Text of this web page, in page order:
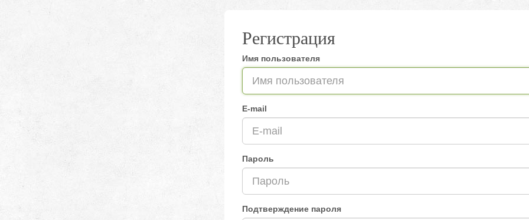
Регистрация
Имя пользователя
E-mail
Пароль
Подтверждение пароля